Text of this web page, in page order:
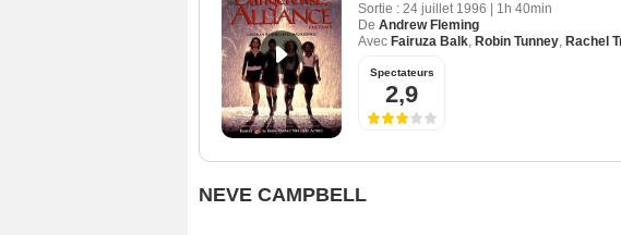
Sortie : 24 juillet 1996
1h 40min
De Andrew Fleming
Avec Fairuza Balk, Robin Tunney, Rachel
Spectateurs
2,9
NEVE CAMPBELL